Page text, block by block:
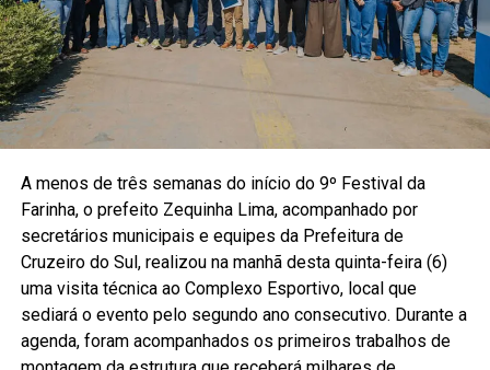
A menos de três semanas do início do 9º Festival da
Farinha, o prefeito Zequinha Lima, acompanhado por
secretários municipais e equipes da Prefeitura de
Cruzeiro do Sul, realizou na manhã desta quinta-feira (6)
uma visita técnica ao Complexo Esportivo, local que
sediará o evento pelo segundo ano consecutivo. Durante a
agenda, foram acompanhados os primeiros trabalhos de